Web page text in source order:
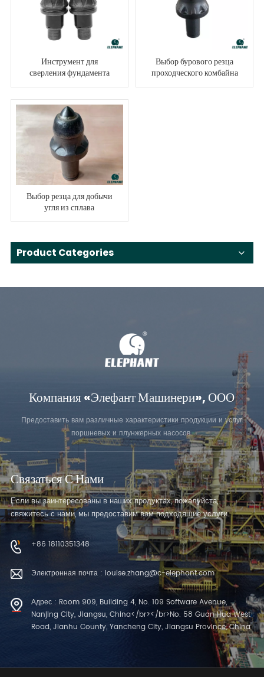
Инструмент для
сверления фундамента
из сплава
Выбор бурового резца
проходческого комбайна
из сплава
Выбор резца для добычи
угля из сплава
Product Categories
Компания «Элефант Машинери», ООО
Предоставить вам различные характеристики продукции и услуг
поршневых и плунжерных насосов.
Связаться С Нами
Если вы заинтересованы в наших продуктах, пожалуйста,
свяжитесь с нами, мы предоставим вам подходящие услуги.
+86 18110351348
Электронная почта : louise.zhang@c-elephant.com
Адрес : Room 909, Building 4, No. 109 Software Avenue,
Nanjing City, Jiangsu, China</br></br>No. 58 Guan Hua West
Road, Jianhu County, Yancheng City, Jiangsu Province, China